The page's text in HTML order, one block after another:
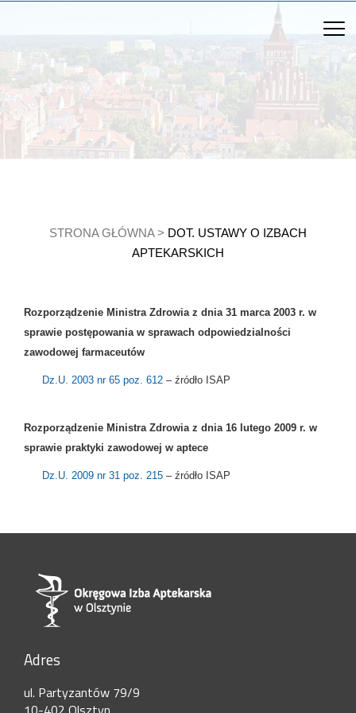
STRONA GŁÓWNA> DOT. USTAWY O IZBACH
APTEKARSKICH
Rozporządzenie Ministra Zdrowia z dnia 31 marca 2003 r. w
sprawie postępowania w sprawach odpowiedzialności
zawodowej farmaceutów
Dz.U. 2003 nr 65 poz. 612 – źródło ISAP
Rozporządzenie Ministra Zdrowia z dnia 16 lutego 2009 r. w
sprawie praktyki zawodowej w aptece
Dz.U. 2009 nr 31 poz. 215 – źródło ISAP
Adres
ul. Partyzantów 79/9